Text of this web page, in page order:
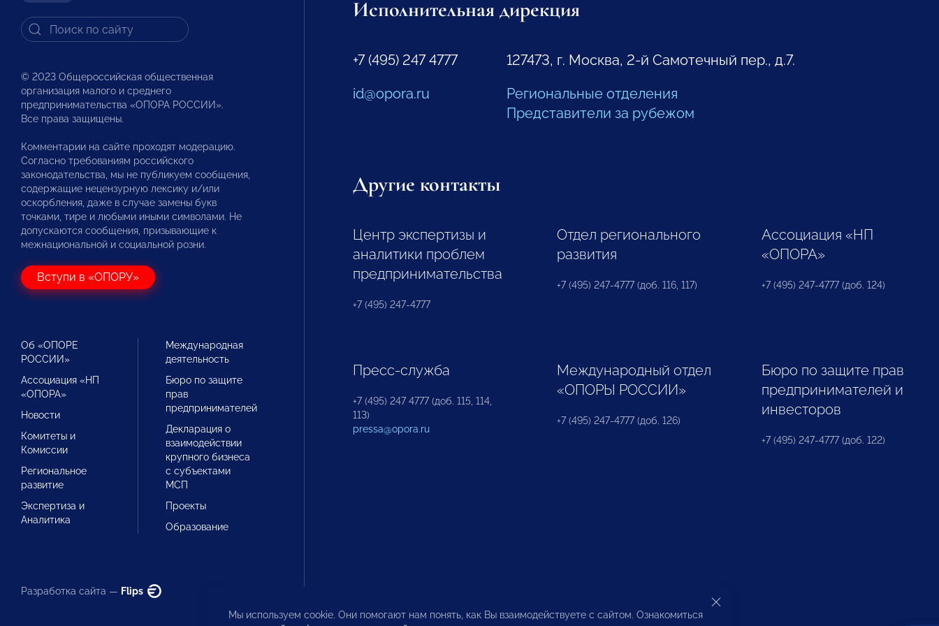
© 2023 Общероссийская общественная
организация малого и среднего
предпринимательства «ОПОРА РОССИИ».
Все права защищены.
Комментарии на сайте проходят модерацию.
Согласно требованиям российского
законодательства, мы не публикуем сообщения,
содержащие нецензурную лексику и/или
оскорбления, даже в случае замены букв
точками, тире и любыми иными символами. Не
допускаются сообщения, призывающие к
межнациональной и социальной розни.
Вступи в «ОПОРУ»
Об «ОПОРЕ
РОССИИ»
Ассоциация «НП
«ОПОРА»
Новости
Комитеты и
Комиссии
Региональное
развитие
Экспертиза и
Аналитика
Международная
деятельность
Бюро по защите
прав
предпринимателей
Декларация о
взаимодействии
крупного бизнеса
с субъектами
МСП
Проекты
Образование
Разработка сайта — Flips
Исполнительная дирекция
+7 (495) 247 4777
id@opora.ru
127473, г. Москва, 2-й Самотечный пер., д.7.
Региональные отделения
Представители за рубежом
Другие контакты
Центр экспертизы и
аналитики проблем
предпринимательства
+7 (495) 247-4777
Отдел регионального
развития
+7 (495) 247-4777 (доб. 116, 117)
Ассоциация «НП
«ОПОРА»
+7 (495) 247-4777 (доб. 124)
Пресс-служба
+7 (495) 247 4777 (доб. 115, 114,
113)
pressa@opora.ru
Международный отдел
«ОПОРЫ РОССИИ»
+7 (495) 247-4777 (доб. 126)
Бюро по защите прав
предпринимателей и
инвесторов
+7 (495) 247-4777 (доб. 122)
Мы используем cookie. Они помогают нам понять, как Вы взаимодействуете с сайтом. Ознакомиться